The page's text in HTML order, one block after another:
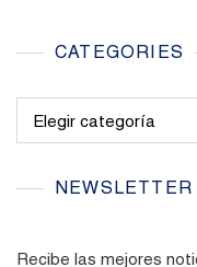
CATEGORIES
NEWSLETTER
Recibe las mejores